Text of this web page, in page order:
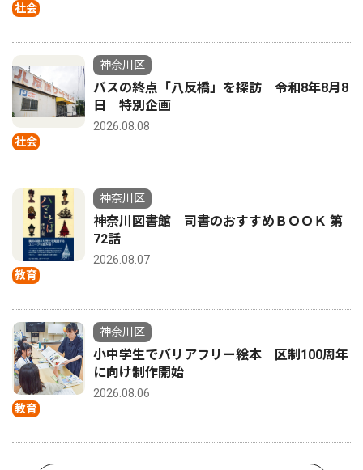
社会
社会
神奈川区
バスの終点「八反橋」を探訪 令和8年8月8
日 特別企画
2026.08.08
教育
神奈川区
神奈川図書館 司書のおすすめＢＯＯＫ 第
72話
2026.08.07
教育
神奈川区
小中学生でバリアフリー絵本 区制100周年
に向け制作開始
2026.08.06